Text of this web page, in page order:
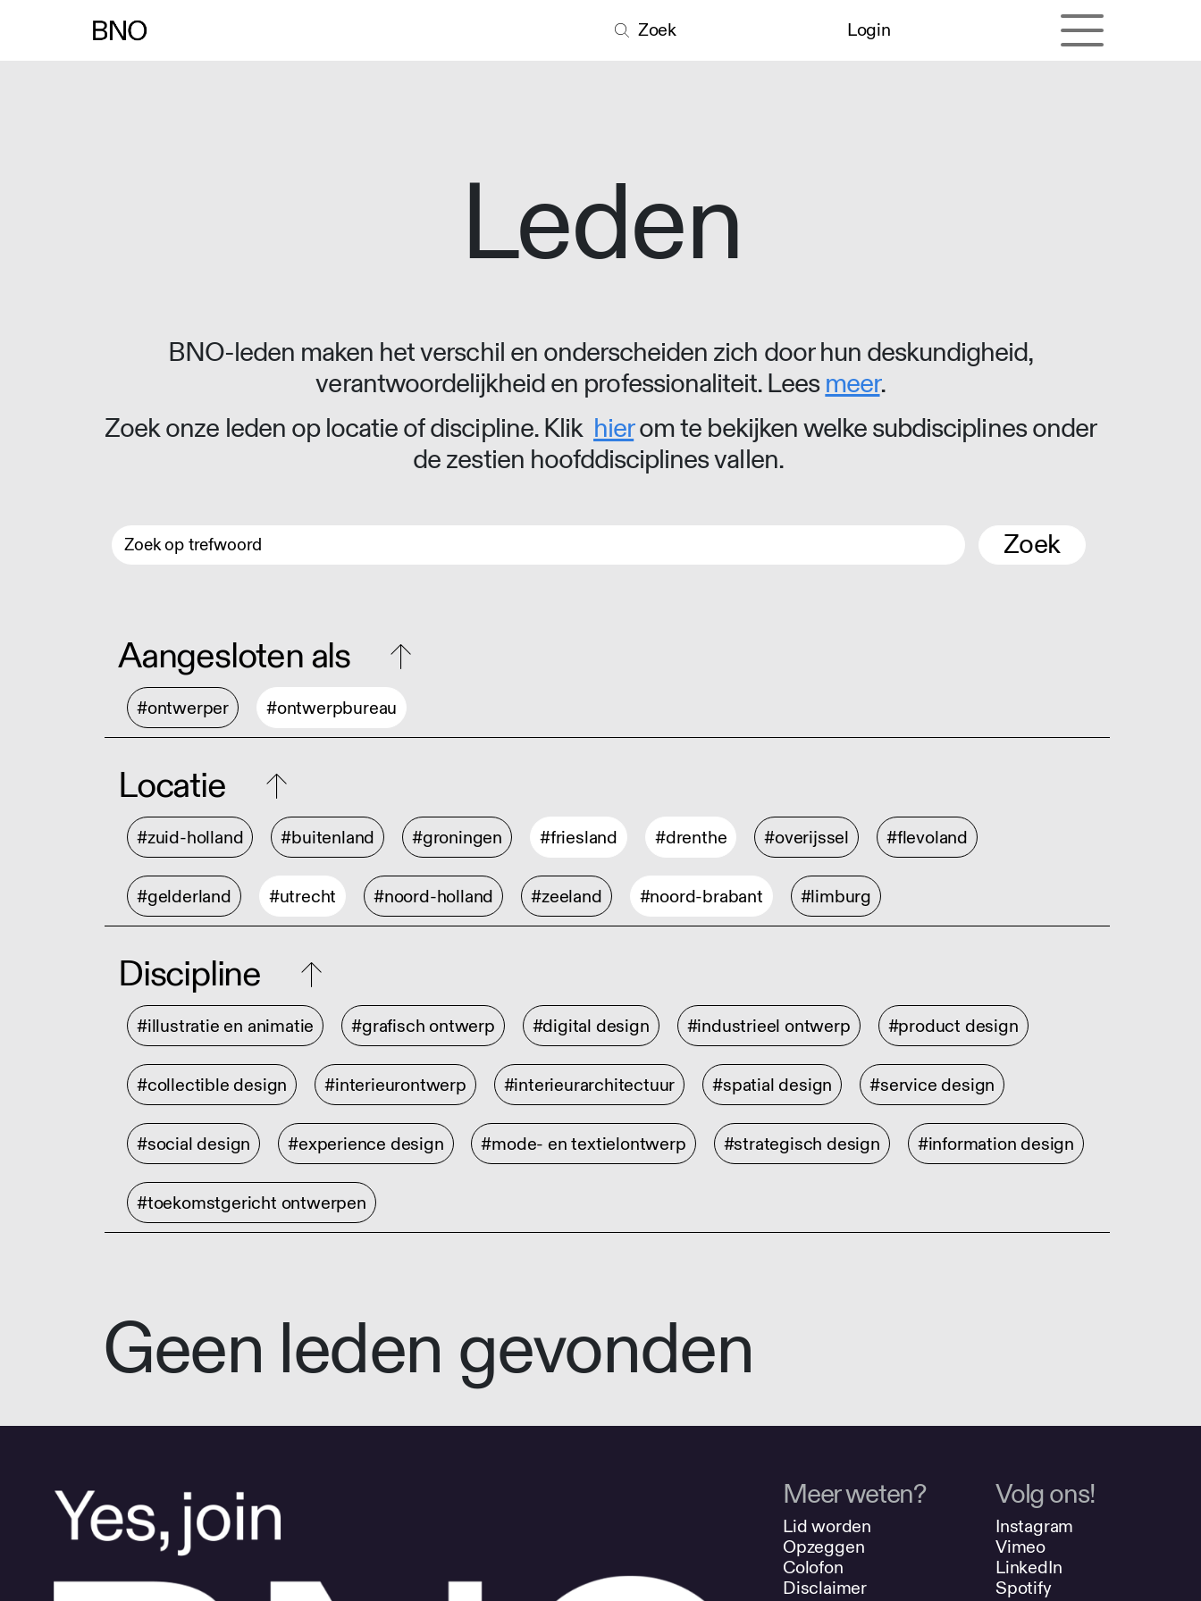
Zoek Login
Leden
BNO-leden maken het verschil en onderscheiden zich door hun deskundigheid,
verantwoordelijkheid en professionaliteit. Leesmeer.
Zoek onze leden op locatie of discipline. Klik hierom te bekijken welke subdisciplines onder
de zestien hoofddisciplines vallen.
Zoek
Aangesloten als
#ontwerper #ontwerpbureau
Locatie
#zuid-holland #buitenland #groningen #friesland #drenthe #overijssel #flevoland
#gelderland #utrecht #noord-holland #zeeland #noord-brabant #limburg
Discipline
#illustratie en animatie #grafisch ontwerp #digital design #industrieel ontwerp #product design
#collectible design #interieurontwerp #interieurarchitectuur #spatial design #service design
#social design #experience design #mode- en textielontwerp #strategisch design #information design
#toekomstgericht ontwerpen
Geen leden gevonden
Meer weten?
Lid worden
Opzeggen
Colofon
Disclaimer
Volg ons!
Instagram
Vimeo
LinkedIn
Spotify